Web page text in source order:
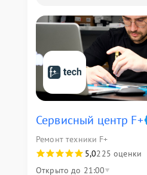
Сервисный центр F+
Ремонт техники F+
5,0225 оценки
Открыто до 21:00